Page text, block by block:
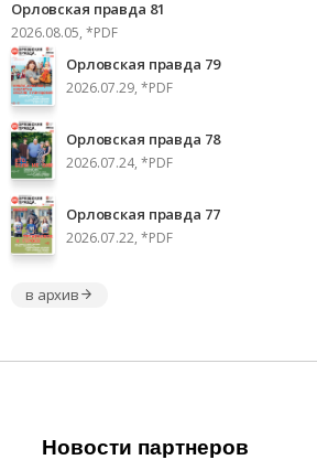
Орловская правда 81
2026.08.05, *PDF
Орловская правда 79
2026.07.29, *PDF
Орловская правда 78
2026.07.24, *PDF
Орловская правда 77
2026.07.22, *PDF
в архив
Новости партнеров